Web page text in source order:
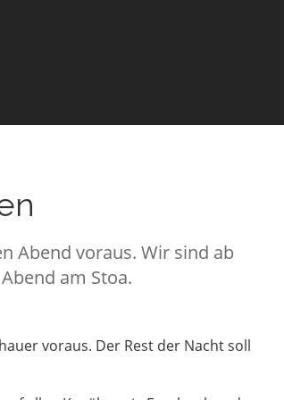
Abend voraus. Wir sind ab
am Stoa.
voraus. Der Rest der Nacht soll